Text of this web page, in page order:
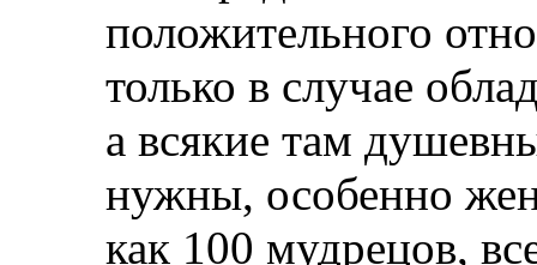
положительного
только в случае
а всякие там
нужны, особенно
как 100 мудрецов,